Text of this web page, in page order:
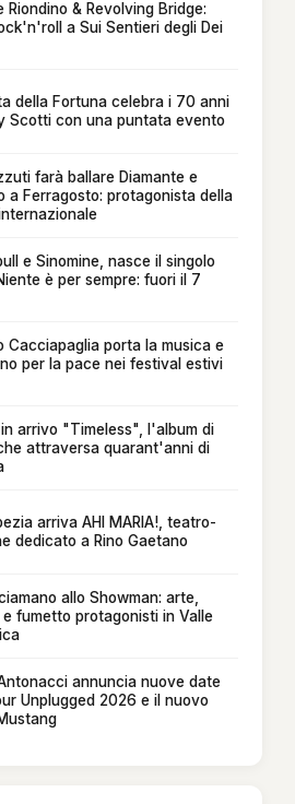
Riondino & Revolving Bridge:
a Sui Sentieri degli Dei
della Fortuna celebra i 70 anni
Scotti con una puntata evento
farà ballare Diamante e
a Ferragosto: protagonista della
e Sinomine, nasce il singolo
è per sempre: fuori il 7
Cacciapaglia porta la musica e
per la pace nei festival estivi
arrivo "Timeless", l'album di
attraversa quarant'anni di
arriva AHI MARIA!, teatro-
dedicato a Rino Gaetano
allo Showman: arte,
e fumetto protagonisti in Valle
annuncia nuove date
Unplugged 2026 e il nuovo